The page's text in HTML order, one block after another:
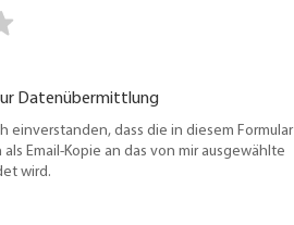
Datenübermittlung
einverstanden, dass die in diesem Formular
Email-Kopie an das von mir ausgewählte
wird.